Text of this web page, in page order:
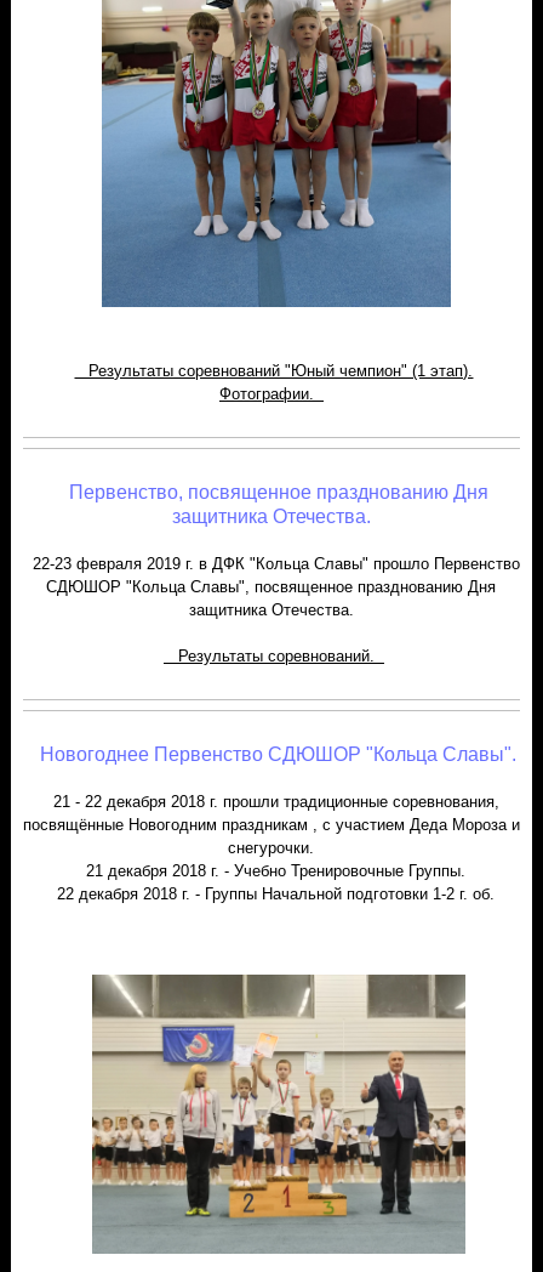
Результаты соревнований "Юный чемпион" (1 этап).
Фотографии.
Первенство, посвященное празднованию Дня
защитника Отечества.
22-23 февраля 2019 г. в ДФК "Кольца Славы" прошло Первенство
СДЮШОР "Кольца Славы", посвященное празднованию Дня
защитника Отечества.
Результаты соревнований.
Новогоднее Первенство СДЮШОР "Кольца Славы".
21 - 22 декабря 2018 г. прошли традиционные соревнования,
посвящённые Новогодним праздникам , с участием Деда Мороза и
снегурочки.
21 декабря 2018 г. - Учебно Тренировочные Группы.
22 декабря 2018 г. - Группы Начальной подготовки 1-2 г. об.